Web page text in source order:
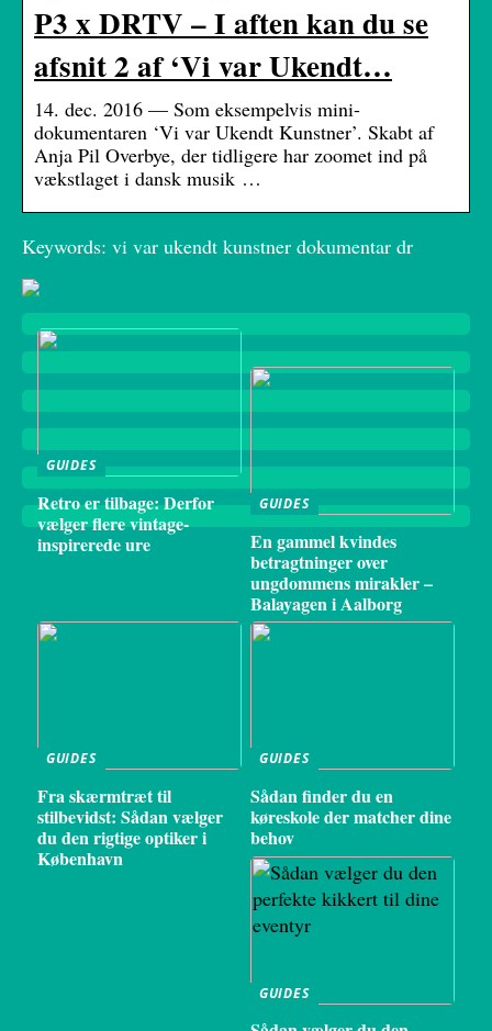
P3 x DRTV – I aften kan du se
afsnit 2 af ‘Vi var Ukendt…
14. dec. 2016 — Som eksempelvis mini-
dokumentaren ‘Vi var Ukendt Kunstner’. Skabt af
Anja Pil Overbye, der tidligere har zoomet ind på
vækstlaget i dansk musik …
Keywords: vi var ukendt kunstner dokumentar dr
GUIDES
Retro er tilbage: Derfor
vælger flere vintage-
inspirerede ure
GUIDES
En gammel kvindes
betragtninger over
ungdommens mirakler –
Balayagen i Aalborg
GUIDES
Fra skærmtræt til
stilbevidst: Sådan vælger
du den rigtige optiker i
København
GUIDES
Sådan finder du en
køreskole der matcher dine
behov
GUIDES